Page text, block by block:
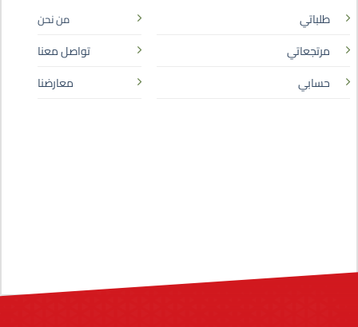
طلباتي
مرتجعاتي
حسابي
من نحن
تواصل معنا
معارضنا